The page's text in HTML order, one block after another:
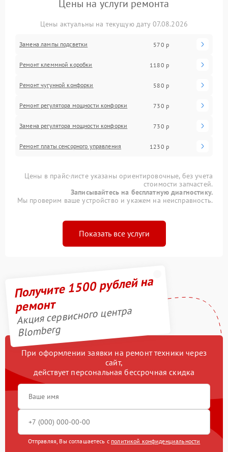
Цены на услуги ремонта
Цены актуальны на текущую дату 07.08.2026
Замена лампы подсветки 570 р
Ремонт клеммной коробки 1180 р
Ремонт чугунной конфорки 580 р
Ремонт регулятора мощности конфорки 730 р
Замена регулятора мощности конфорки 730 р
Ремонт платы сенсорного управления 1230 р
Цены в прайс-листе указаны ориентировочные, без учета
стоимости запчастей.
Записывайтесь на бесплатную диагностику.
Мы проверим ваше устройство и укажем на неисправность.
Показать все услуги
Получите 1500 рублей на
ремонт
Акция сервисного центра
Blomberg
При оформлении заявки на ремонт техники через
сайт,
действует персональная бессрочная скидка
Отправляя, Вы соглашаетесь с политикой конфиденциальности